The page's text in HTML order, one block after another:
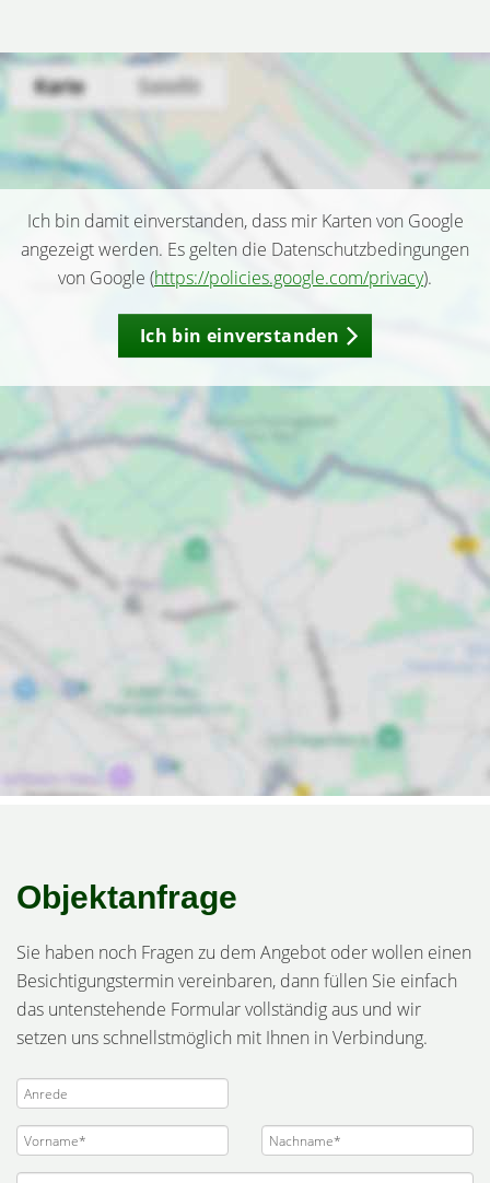
Ich bin damit einverstanden, dass mir Karten von Google
angezeigt werden. Es gelten die Datenschutzbedingungen
von Google (https://policies.google.com/privacy).
Ich bin einverstanden
Objektanfrage
Sie haben noch Fragen zu dem Angebot oder wollen einen
Besichtigungstermin vereinbaren, dann füllen Sie einfach
das untenstehende Formular vollständig aus und wir
setzen uns schnellstmöglich mit Ihnen in Verbindung.